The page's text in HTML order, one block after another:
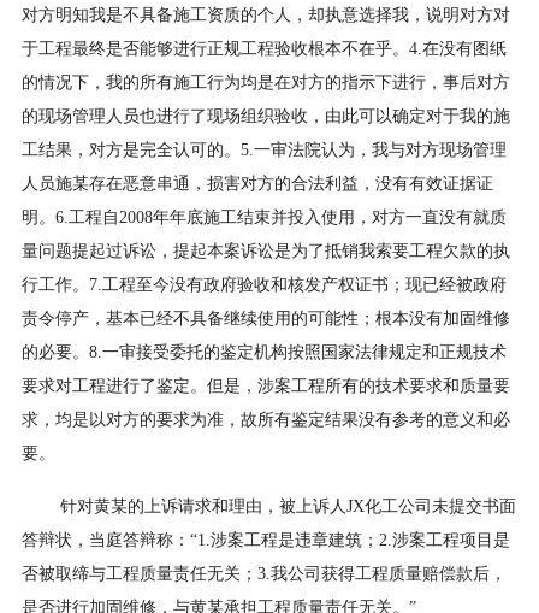
对方明知我是不具备施工资质的个人，却执意选择我，说明对方对
于工程最终是否能够进行正规工程验收根本不在乎。4.在没有图纸
的情况下，我的所有施工行为均是在对方的指示下进行，事后对方
的现场管理人员也进行了现场组织验收，由此可以确定对于我的施
工结果，对方是完全认可的。5.一审法院认为，我与对方现场管理
人员施某存在恶意串通，损害对方的合法利益，没有有效证据证
明。6.工程自2008年年底施工结束并投入使用，对方一直没有就质
量问题提起过诉讼，提起本案诉讼是为了抵销我索要工程欠款的执
行工作。7.工程至今没有政府验收和核发产权证书；现已经被政府
责令停产，基本已经不具备继续使用的可能性；根本没有加固维修
的必要。8.一审接受委托的鉴定机构按照国家法律规定和正规技术
要求对工程进行了鉴定。但是，涉案工程所有的技术要求和质量要
求，均是以对方的要求为准，故所有鉴定结果没有参考的意义和必
要。
针对黄某的上诉请求和理由，被上诉人JX化工公司未提交书面
答辩状，当庭答辩称：“1.涉案工程是违章建筑；2.涉案工程项目是
否被取缔与工程质量责任无关；3.我公司获得工程质量赔偿款后，
是否进行加固维修，与黄某承担工程质量责任无关。”